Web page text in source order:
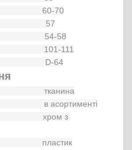
60-70
57
54-58
101-111
тканина
в асортименті
хром з
пластик